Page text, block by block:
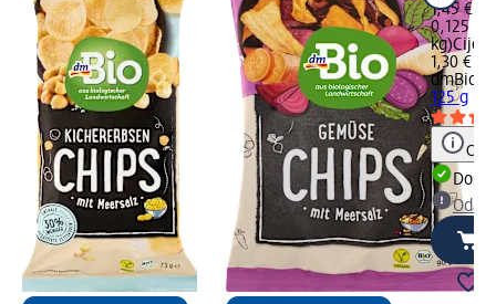
1,45 €
0,125 kg
kg)
1,30 €
dmBio
125 g